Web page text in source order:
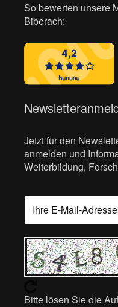
So bewerten unsere
Biberach:
Jetzt für den
anmelden und
Weiterbildung,
Bitte lösen Sie die